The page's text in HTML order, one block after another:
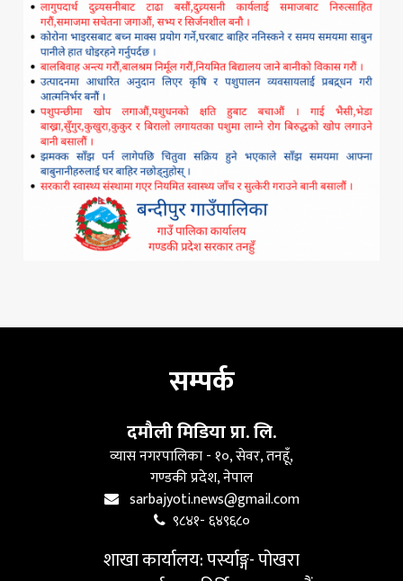
सम्पर्क
दमौली मिडिया प्रा. लि.
व्यास नगरपालिका - १०, सेवर, तनहूँ,
गण्डकी प्रदेश, नेपाल
sarbajyoti.news@gmail.com
९८४१- ६४९६८०
शाखा कार्यालय: पर्स्याङ्ग- पोखरा